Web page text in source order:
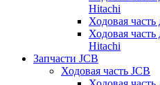
Hitachi
Ходовая
Ходовая часть
Hitachi
Запчасти JCB
Ходовая часть JCB